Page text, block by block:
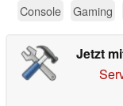
Console Gaming
Jetzt